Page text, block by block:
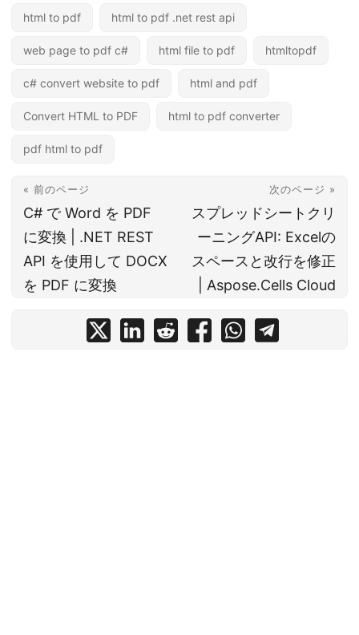
html to pdf html to pdf .net rest api
web page to pdf c# html file to pdf htmltopdf
c# convert website to pdf html and pdf
Convert HTML to PDF html to pdf converter
pdf html to pdf
« 前のページ
C# で Word を PDF
に変換 | .NET REST
API を使用して DOCX
を PDF に変換
次のページ »
スプレッドシートクリ
ーニングAPI: Excelの
スペースと改行を修正
| Aspose.Cells Cloud